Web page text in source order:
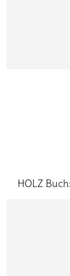
HOLZ